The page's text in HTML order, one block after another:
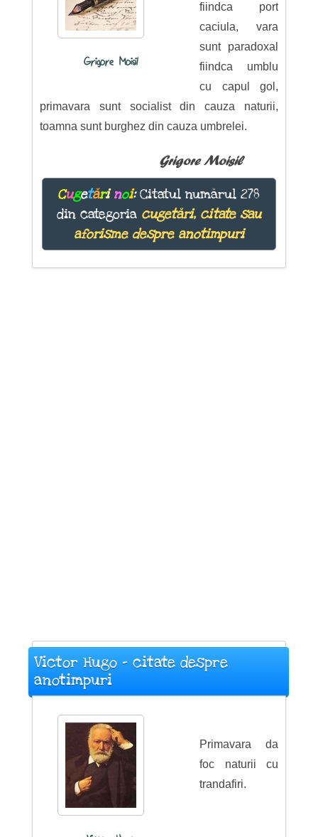
Grigore Moisil
fiindca port
caciula, vara
sunt paradoxal
fiindca umblu
cu capul gol,
primavara sunt socialist din cauza naturii,
toamna sunt burghez din cauza umbrelei.
Grigore Moisil
Cugetări noi:Citatul numărul 278
din categoria cugetări, citate sau
aforisme despre anotimpuri
Victor Hugo - citate despre
anotimpuri
Primavara da
foc naturii cu
trandafiri.